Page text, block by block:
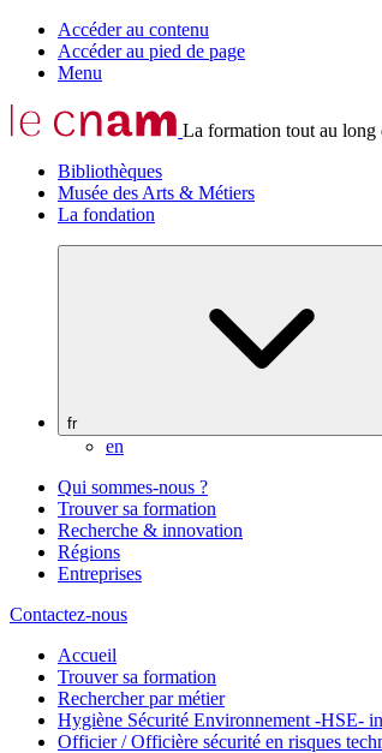
Accéder au contenu
Accéder au pied de page
Menu
La formation tout au long
Bibliothèques
Musée des Arts & Métiers
La fondation
fr
en
Qui sommes-nous ?
Trouver sa formation
Recherche & innovation
Régions
Entreprises
Contactez-nous
Accueil
Trouver sa formation
Rechercher par métier
Hygiène Sécurité Environnement -HSE-
Officier / Officière sécurité en risques